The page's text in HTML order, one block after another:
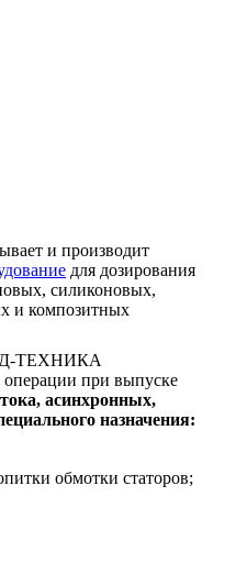
и производит
для дозирования
силиконовых,
и композитных
ТЕХНИКА
при выпуске
асинхронных,
назначения:
обмотки статоров;